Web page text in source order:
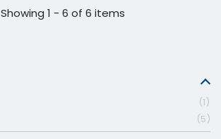
Showing 1 - 6 of 6 items
1
5